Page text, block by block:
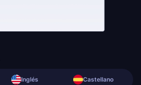
Inglés Castellano